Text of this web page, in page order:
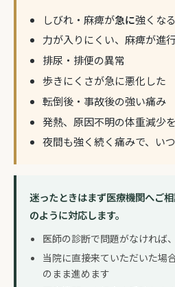
しびれ・麻痺が急に強くなる
力が入りにくい、麻痺が進
排尿・排便の異常
歩きにくさが急に悪化した
転倒後・事故後の強い痛み
発熱、原因不明の体重減少
夜間も強く続く痛みで、い
迷ったときはまず医療機関へご
のように対応します。
医師の診断で問題がなければ
当院に直接来ていただいた場
のまま進めます